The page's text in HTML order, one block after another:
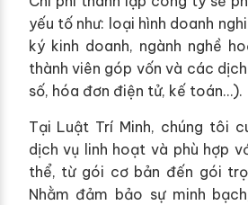
yếu tố như: loại hình doanh
ký kinh doanh, ngành nghề
thành viên góp vốn và các
số, hóa đơn điện tử, kế toán…).
Tại Luật Trí Minh, chúng tôi
dịch vụ linh hoạt và phù hợp
thể, từ gói cơ bản đến gói
Nhằm đảm bảo sự minh